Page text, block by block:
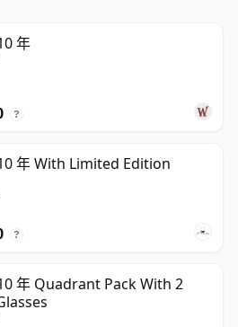
年
?
年 With Limited Edition
?
年 Quadrant Pack With 2